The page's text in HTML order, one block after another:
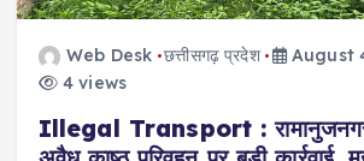
Web Desk छत्तीसगढ़ प्रदेश
August
4 views
Illegal Transport : रामानुजनगर